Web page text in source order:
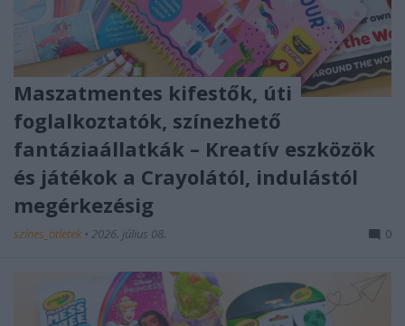
Maszatmentes kifestők, úti
foglalkoztatók, színezhető
fantáziaállatkák – Kreatív eszközök
és játékok a Crayolától, indulástól
megérkezésig
színes_ötletek • 2026. július 08. 0